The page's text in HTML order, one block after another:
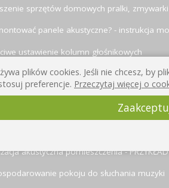
sprzętów domowych pralki,
panele akustyczne? - instrukcja
ustawienie kolumn głośnikowych
akustyczna: współczynniki izolacyjności
fizyki dźwięku: długość fali dźwiękowej,
akustyczna pomieszczenia - PRZYKŁAD
pokoju do słuchania muzyki
plików cookies. Jeśli nie chcesz, by
preferencje. Przeczytaj więcej o